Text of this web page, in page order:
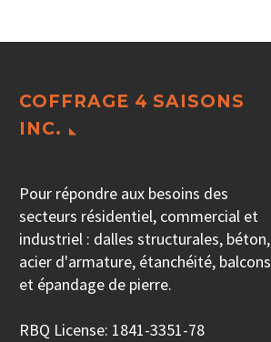
COFFRAGE 4 SAISONS
INC.
Pour répondre aux besoins des
secteurs résidentiel, commercial et
industriel : dalles structurales, béton,
acier d'armature, étanchéité, balcons
et épandage de pierre.
RBQ License: 1841-3351-78